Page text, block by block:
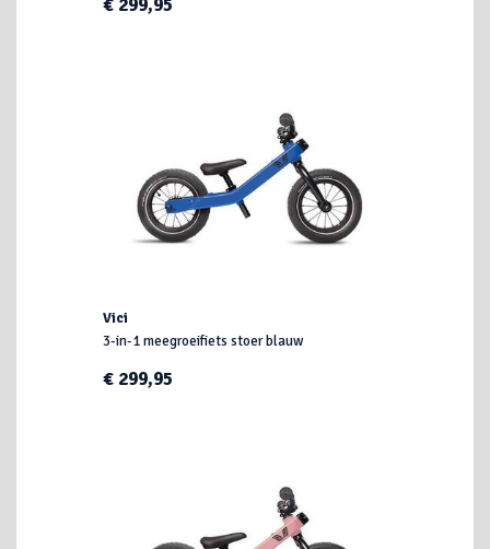
€ 299,95
Vici
3-in-1 meegroeifiets stoer blauw
€ 299,95